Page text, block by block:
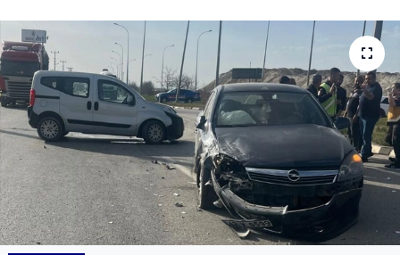
GÜNCEL
KÜLTÜR SANAT
MAGAZİN
POLİTİKA
SAĞLIK